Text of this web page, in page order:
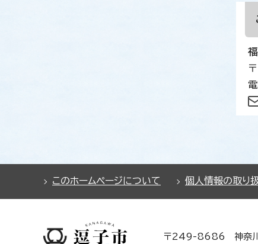
このホームページについて 個人情報の取り
〒249-8686 神奈川